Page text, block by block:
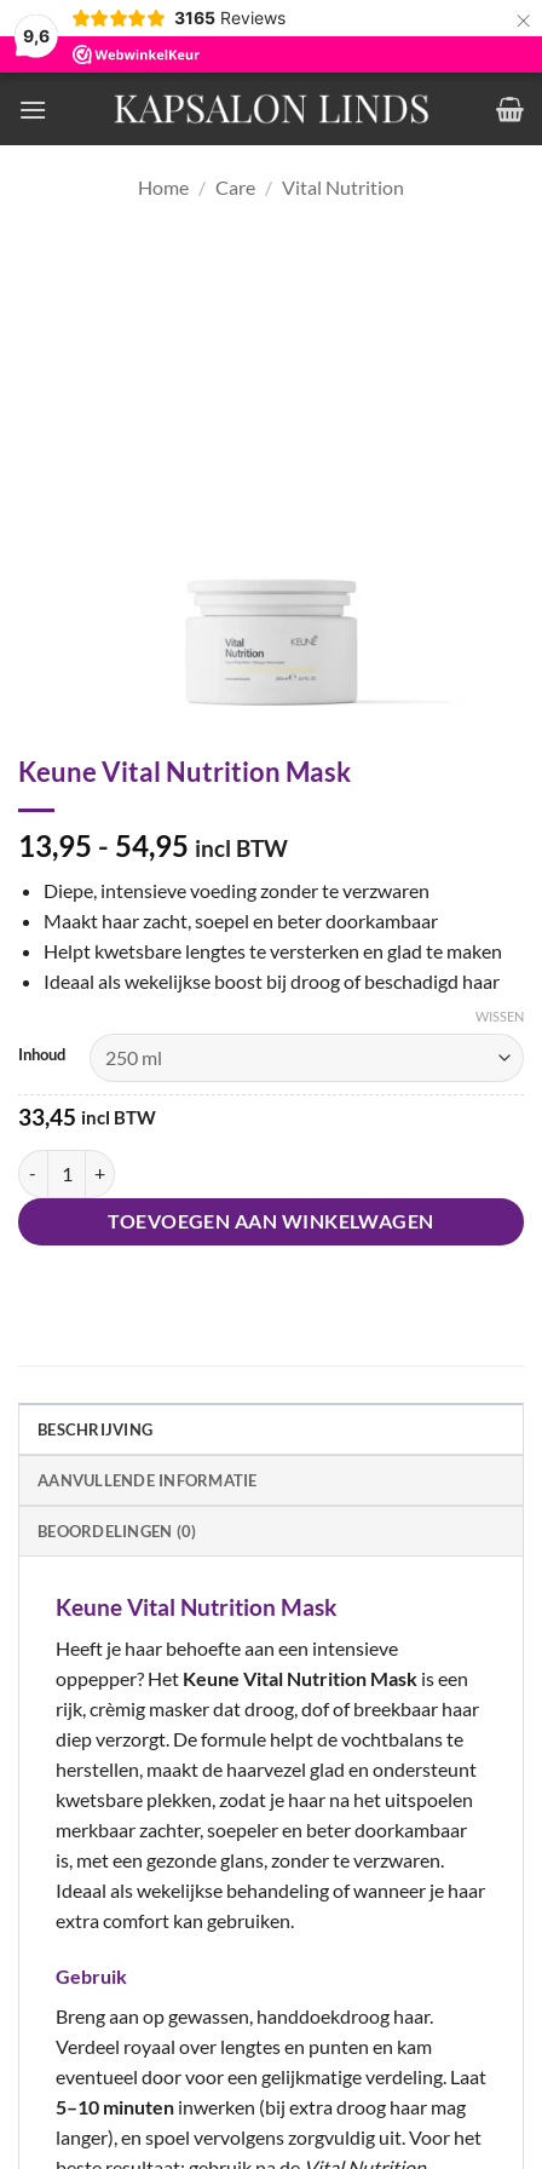
9,6
3165 Reviews ×
naar
inhoud
Home / Care / Vital Nutrition
Keune Vital Nutrition Mask
13,95 - 54,95 Prijsklasse:
tot
€54,95
incl BTW
Diepe, intensieve voeding zonder te verzwaren
Maakt haar zacht, soepel en beter doorkambaar
Helpt kwetsbare lengtes te versterken en glad te maken
Ideaal als wekelijkse boost bij droog of beschadigd haar
Inhoud
WISSEN
33,45 incl BTW
Keune Vital Nutrition Mask aantal
TOEVOEGEN AAN WINKELWAGEN
BESCHRIJVING
AANVULLENDE INFORMATIE
BEOORDELINGEN (0)
Keune Vital Nutrition Mask
Heeft je haar behoefte aan een intensieve
oppepper? Het Keune Vital Nutrition Mask is een
rijk, crèmig masker dat droog, dof of breekbaar haar
diep verzorgt. De formule helpt de vochtbalans te
herstellen, maakt de haarvezel glad en ondersteunt
kwetsbare plekken, zodat je haar na het uitspoelen
merkbaar zachter, soepeler en beter doorkambaar
is, met een gezonde glans, zonder te verzwaren.
Ideaal als wekelijkse behandeling of wanneer je haar
extra comfort kan gebruiken.
Gebruik
Breng aan op gewassen, handdoekdroog haar.
Verdeel royaal over lengtes en punten en kam
eventueel door voor een gelijkmatige verdeling. Laat
5–10 minuten inwerken (bij extra droog haar mag
langer), en spoel vervolgens zorgvuldig uit. Voor het